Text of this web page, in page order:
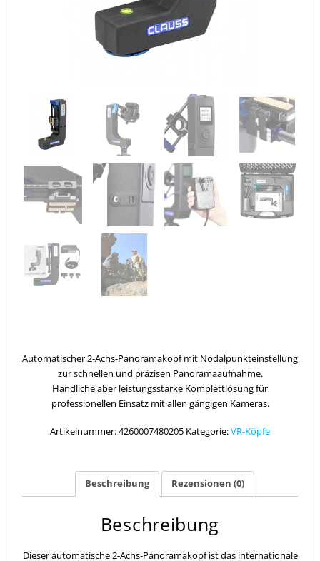
Automatischer 2-Achs-Panoramakopf mit Nodalpunkteinstellung
zur schnellen und präzisen Panoramaaufnahme.
Handliche aber leistungsstarke Komplettlösung für
professionellen Einsatz mit allen gängigen Kameras.
Artikelnummer:4260007480205 Kategorie:VR-Köpfe
Beschreibung Rezensionen (0)
Beschreibung
Dieser automatische 2-Achs-Panoramakopf ist das internationale